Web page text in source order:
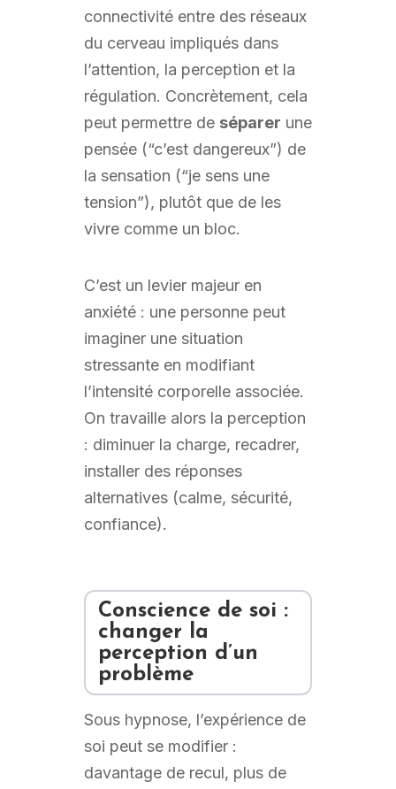
connectivité entre des réseaux
du cerveau impliqués dans
l’attention, la perception et la
régulation. Concrètement, cela
peut permettre de séparer une
pensée (“c’est dangereux”) de
la sensation (“je sens une
tension”), plutôt que de les
vivre comme un bloc.
C’est un levier majeur en
anxiété : une personne peut
imaginer une situation
stressante en modifiant
l’intensité corporelle associée.
On travaille alors la perception
: diminuer la charge, recadrer,
installer des réponses
alternatives (calme, sécurité,
confiance).
Conscience de soi :
changer la
perception d’un
problème
Sous hypnose, l’expérience de
soi peut se modifier :
davantage de recul, plus de